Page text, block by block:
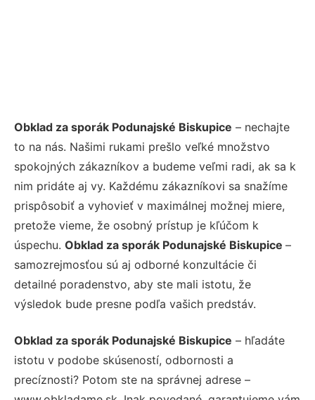
Obklad za sporák Podunajské Biskupice – nechajte
to na nás. Našimi rukami prešlo veľké množstvo
spokojných zákazníkov a budeme veľmi radi, ak sa k
nim pridáte aj vy. Každému zákazníkovi sa snažíme
prispôsobiť a vyhovieť v maximálnej možnej miere,
pretože vieme, že osobný prístup je kľúčom k
úspechu. Obklad za sporák Podunajské Biskupice –
samozrejmosťou sú aj odborné konzultácie či
detailné poradenstvo, aby ste mali istotu, že
výsledok bude presne podľa vašich predstáv.
Obklad za sporák Podunajské Biskupice – hľadáte
istotu v podobe skúseností, odbornosti a
precíznosti? Potom ste na správnej adrese –